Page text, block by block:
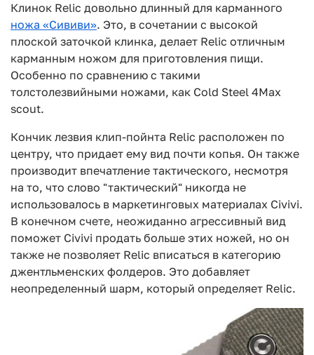
Клинок Relic довольно длинный для карманного
ножа «Сививи». Это, в сочетании с высокой
плоской заточкой клинка, делает Relic отличным
карманным ножом для приготовления пищи.
Особенно по сравнению с такими
толстолезвийными ножами, как Cold Steel 4Max
scout.
Кончик лезвия клип-пойнта Relic расположен по
центру, что придает ему вид почти копья. Он также
производит впечатление тактического, несмотря
на то, что слово "тактический" никогда не
использовалось в маркетинговых материалах Civivi.
В конечном счете, неожиданно агрессивный вид
поможет Civivi продать больше этих ножей, но он
также не позволяет Relic вписаться в категорию
джентльменских фолдеров. Это добавляет
неопределенный шарм, который определяет Relic.